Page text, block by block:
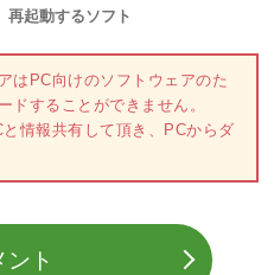
再起動するソフト
はPC向けのソフトウェアのた
ドすることができません。
情報共有して頂き、PCからダ
ント